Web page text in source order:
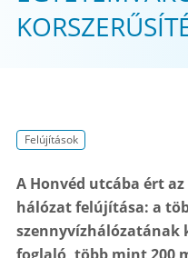
Felújítások
A Honvéd utcába ért
hálózat felújítása: a
szennyvízhálózatának